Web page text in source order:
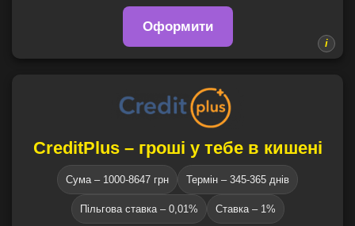
Оформити
CreditPlus – гроші у тебе в кишені
Сума – 1000-8647 грн Термін – 345-365 днів
Пільгова ставка – 0,01% Ставка – 1%